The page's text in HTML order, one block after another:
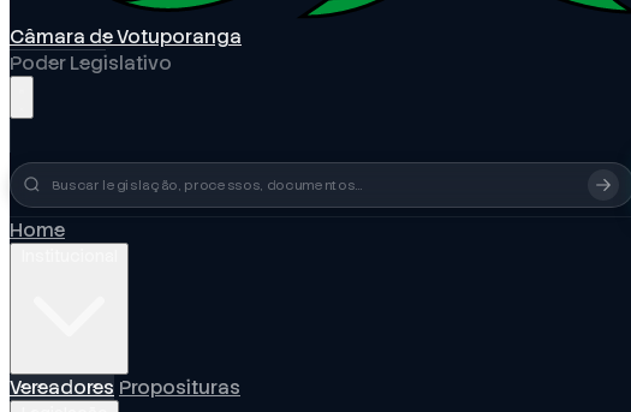
Câmara de Votuporanga
Poder Legislativo
Busca no portal
Home
Vereadores Proposituras